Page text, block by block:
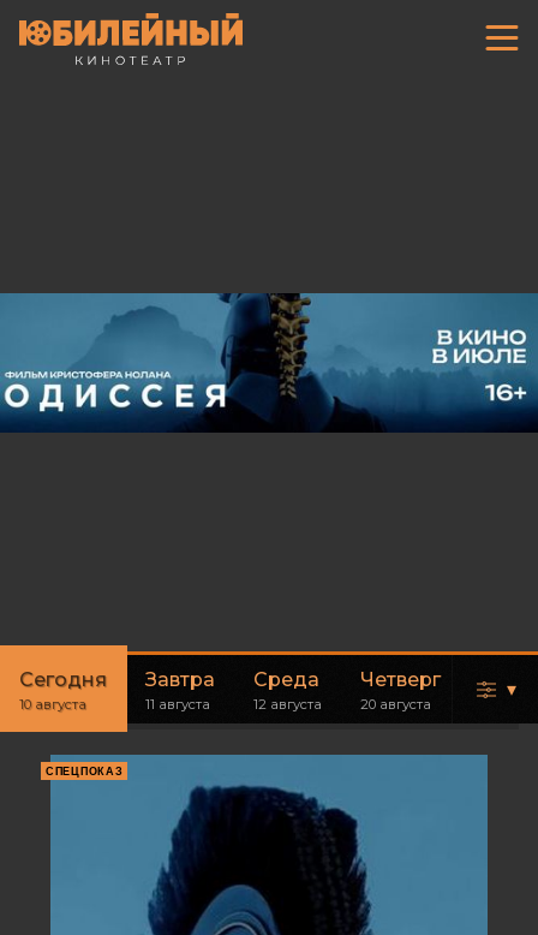
Сегодня
10 августа
Завтра
11 августа
Среда
12 августа
Четверг
20 августа
▾
СПЕЦПОКАЗ